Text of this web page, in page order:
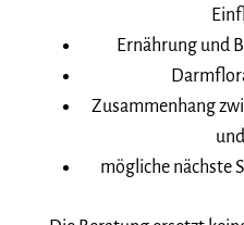
Ernährung und
Zusammenhang
mögliche nächste